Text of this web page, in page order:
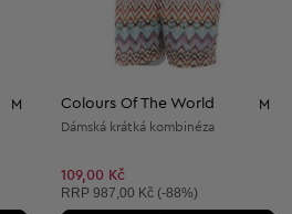
M Colours Of The World M
Dámská krátká kombinéza
109,00 Kč
Doporučená cena:
RRP 987,00 Kč (-88%)